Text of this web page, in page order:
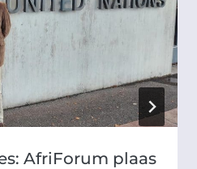
AfriForum plaas